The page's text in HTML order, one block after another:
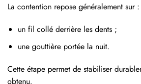
La contention repose généralement sur :
un fil collé derrière les dents ;
une gouttière portée la nuit.
Cette étape permet de stabiliser
obtenu.